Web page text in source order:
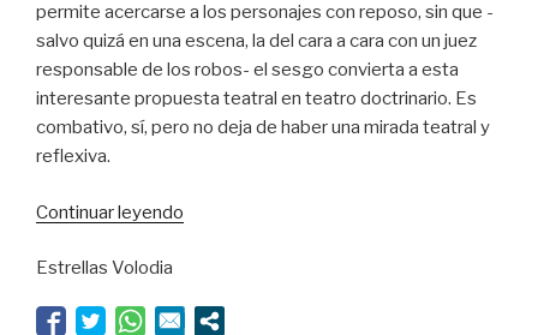
permite acercarse a los personajes con reposo, sin que -
salvo quizá en una escena, la del cara a cara con un juez
responsable de los robos- el sesgo convierta a esta
interesante propuesta teatral en teatro doctrinario. Es
combativo, sí, pero no deja de haber una mirada teatral y
reflexiva.
Continuar leyendo
Estrellas Volodia